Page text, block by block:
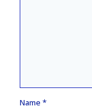
Name *